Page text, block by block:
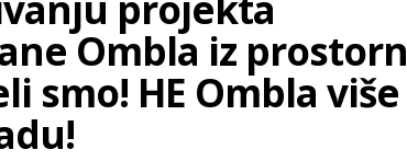
Ombla iz
smo! HE Ombla